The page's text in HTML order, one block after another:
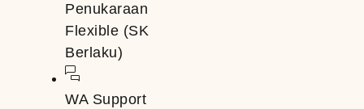
Penukaraan
Flexible (SK
Berlaku)
WA Support